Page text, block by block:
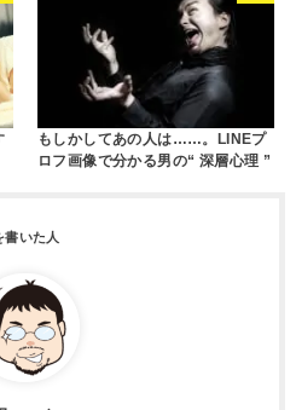
もしかしてあの人は……。LINEプ
ロフ画像で分かる男の“ 深層心理 ”